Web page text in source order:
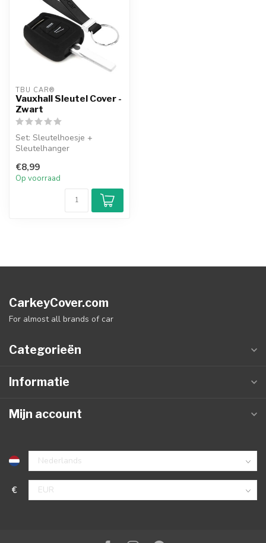
TBU CAR®
Vauxhall Sleutel Cover -
Zwart
Set: Sleutelhoesje +
Sleutelhanger
€8,99
Op voorraad
CarkeyCover.com
For almost all brands of car
Categorieën
Informatie
Mijn account
€